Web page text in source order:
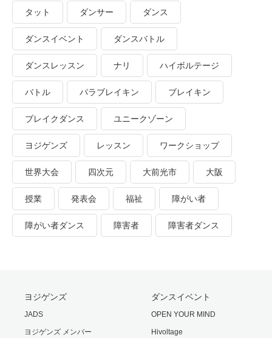
タット ダンサー ダンス
ダンスイベント ダンスバトル
ダンスレッスン ナリ ハイボルテージ
バトル パラブレイキン ブレイキン
ブレイクダンス ユニークゾーン
ヨジゲンズ レッスン ワークショップ
世界大会 四次元 大前光市 大阪
授業 発表会 福祉 障がい者
障がい者ダンス 障害者 障害者ダンス
ヨジゲンズ
JADS
ヨジゲンズ メンバー
ダンスイベント
OPEN YOUR MIND
Hivoltage